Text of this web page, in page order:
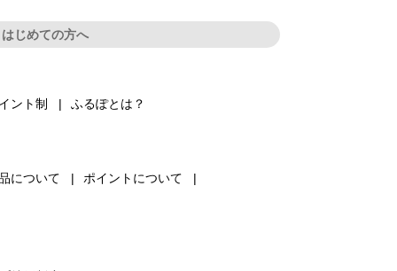
はじめての方へ
ント制 ふるぽとは？
について
ポイントについて